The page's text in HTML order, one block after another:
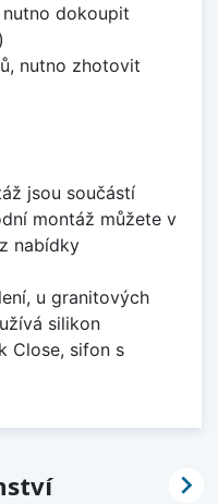
dokoupit
nutno zhotovit
jsou součástí
montáž můžete v
nabídky
u granitových
silikon
Close, sifon s
